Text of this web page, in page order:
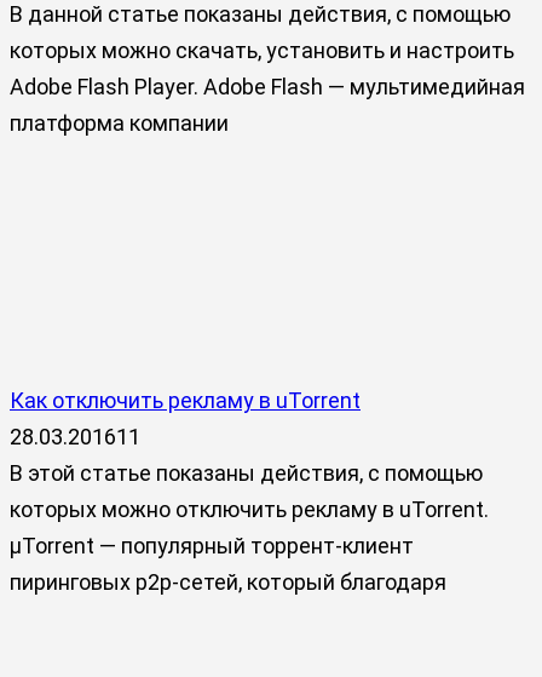
В данной статье показаны действия, с помощью
которых можно скачать, установить и настроить
Adobe Flash Player. Adobe Flash — мультимедийная
платформа компании
Как отключить рекламу в uTorrent
28.03.201611
В этой статье показаны действия, с помощью
которых можно отключить рекламу в uTorrent.
µTorrent — популярный торрент-клиент
пиринговых p2p-сетей, который благодаря